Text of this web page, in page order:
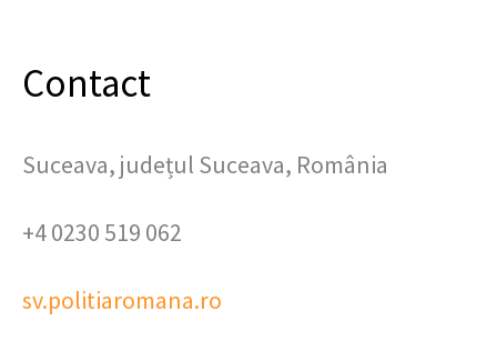
Contact
Suceava, județul Suceava, România
+4 0230 519 062
sv.politiaromana.ro